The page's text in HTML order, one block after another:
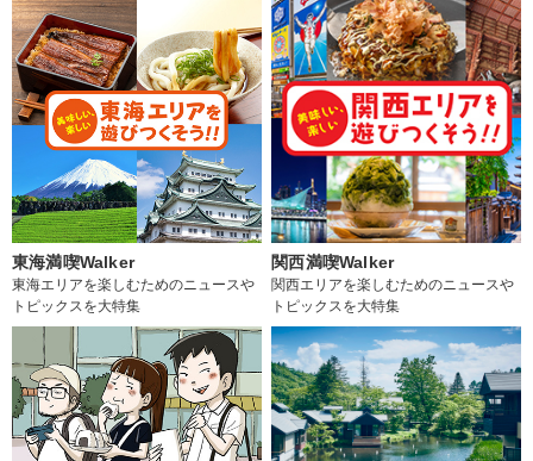
東海満喫Walker
東海エリアを楽しむためのニュースや
トピックスを大特集
関西満喫Walker
関西エリアを楽しむためのニュースや
トピックスを大特集